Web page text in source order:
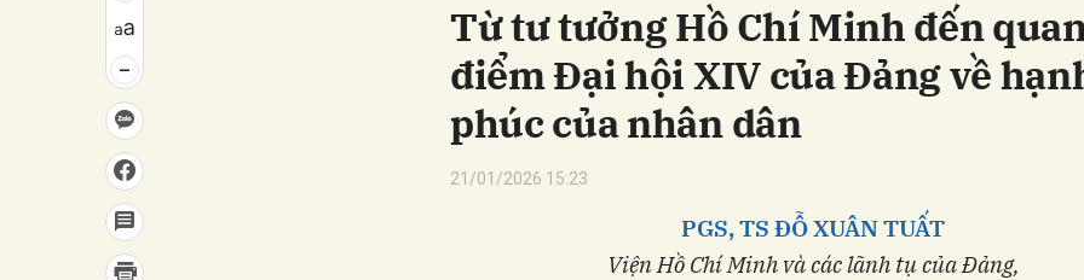
Từ tư tưởng Hồ Chí Minh đến
điểm Đại hội XIV của Đảng về
phúc của nhân dân
21/01/2026 15:23
PGS, TS ĐỖ XUÂN TUẤT
Viện Hồ Chí Minh và các lãnh tụ của Đảng,